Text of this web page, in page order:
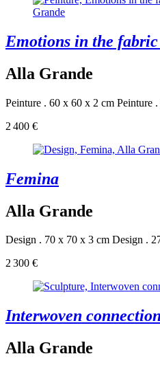
Emotions in the
Alla Grande
Peinture . 60 x 60 x 2 cm Peinture
2 400 €
Femina
Alla Grande
Design . 70 x 70 x 3 cm Design .
2 300 €
Interwoven
Alla Grande